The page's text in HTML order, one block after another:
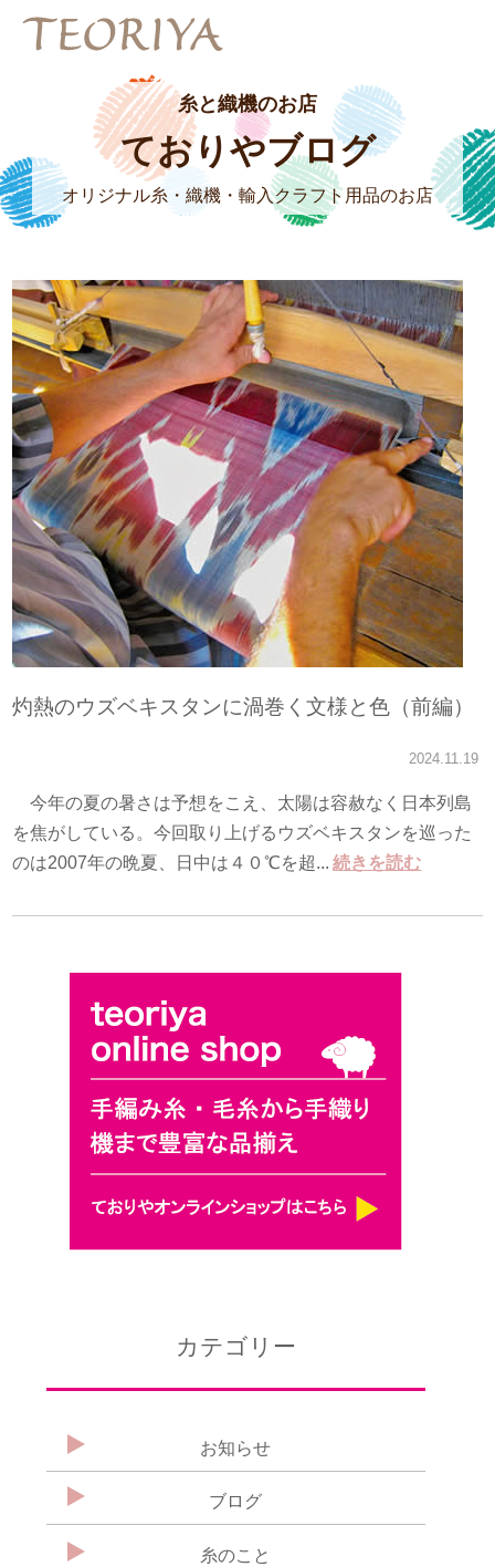
糸と織機のお店
ておりやブログ
オリジナル糸・織機・輸入クラフト用品のお店
灼熱のウズベキスタンに渦巻く文様と色（前編）
2024.11.19
今年の夏の暑さは予想をこえ、太陽は容赦なく日本列島
を焦がしている。今回取り上げるウズベキスタンを巡った
のは2007年の晩夏、日中は４０℃を超... 続きを読む
カテゴリー
お知らせ
ブログ
糸のこと